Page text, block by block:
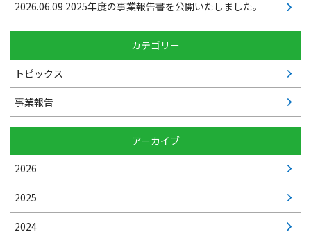
2026.06.09 2025年度の事業報告書を公開いたしました。
カテゴリー
トピックス
事業報告
アーカイブ
2026
2025
2024